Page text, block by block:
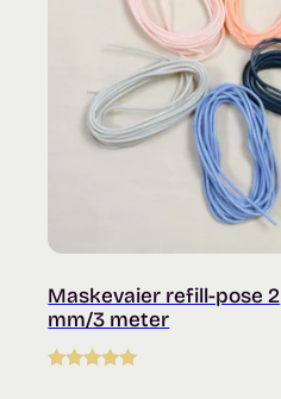
Maskevaier refill-pose 2
mm/3 meter